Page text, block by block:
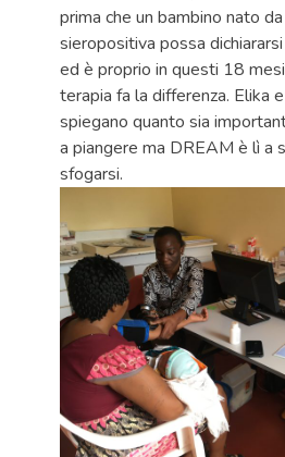
prima che un bambino nato
sieropositiva possa
ed è proprio in questi 18 mesi
terapia fa la differenza. Elika
spiegano quanto sia
a piangere ma DREAM è lì a
sfogarsi.